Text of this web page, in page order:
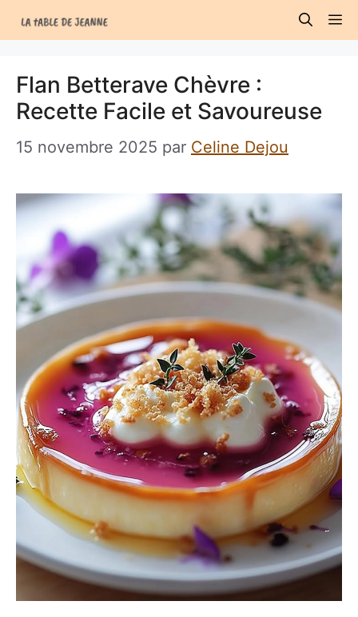
au
Flan Betterave Chèvre :
Recette Facile et Savoureuse
15 novembre 2025 par Celine Dejou